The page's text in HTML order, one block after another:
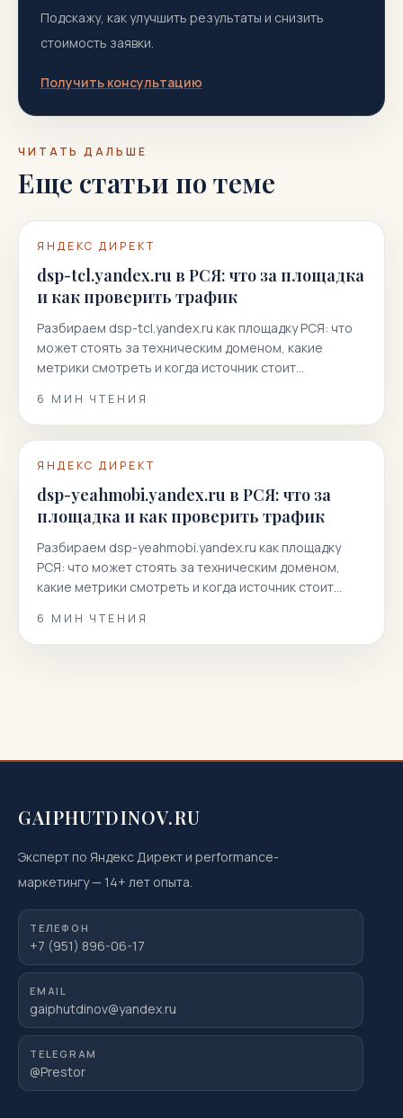
Подскажу, как улучшить результаты и снизить
стоимость заявки.
Получить консультацию
ЧИТАТЬ ДАЛЬШЕ
Еще статьи по теме
ЯНДЕКС ДИРЕКТ
dsp-tcl.yandex.ru в РСЯ: что за площадка
и как проверить трафик
Разбираем dsp-tcl.yandex.ru как площадку РСЯ: что
может стоять за техническим доменом, какие
метрики смотреть и когда источник стоит
6 МИН ЧТЕНИЯ
ЯНДЕКС ДИРЕКТ
dsp-yeahmobi.yandex.ru в РСЯ: что за
площадка и как проверить трафик
Разбираем dsp-yeahmobi.yandex.ru как площадку
РСЯ: что может стоять за техническим доменом,
какие метрики смотреть и когда источник стоит
6 МИН ЧТЕНИЯ
GAIPHUTDINOV.RU
Эксперт по Яндекс Директ и performance-
маркетингу— 14+ лет опыта.
ТЕЛЕФОН
+7 (951) 896-06-17
EMAIL
gaiphutdinov@yandex.ru
TELEGRAM
@Prestor